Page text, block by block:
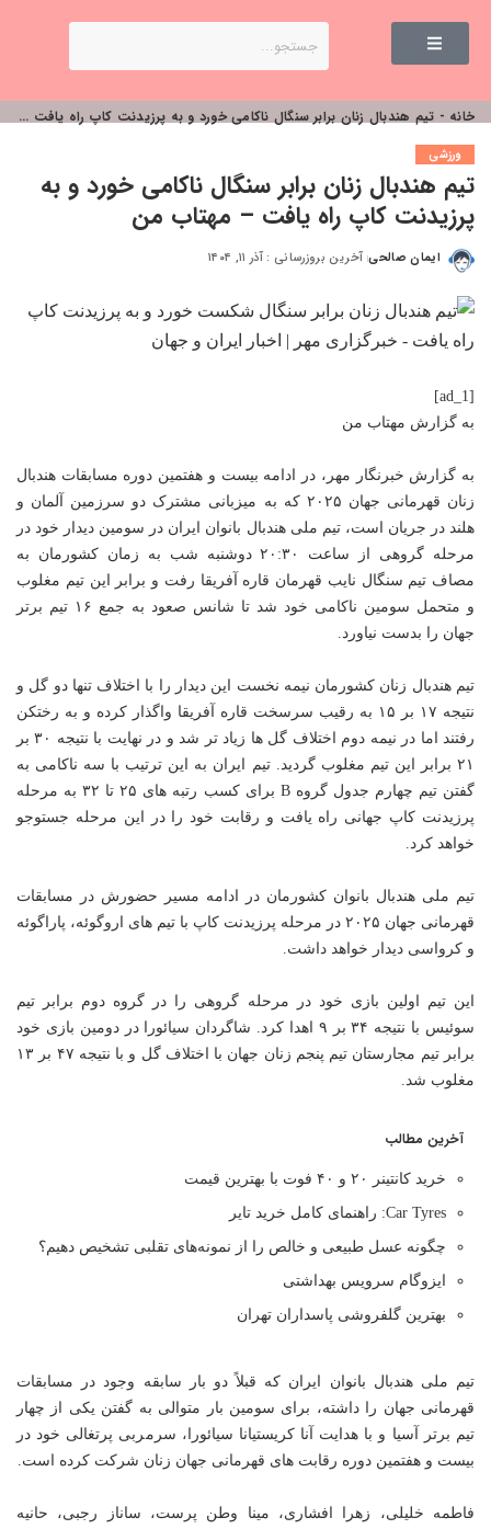
خانه - تیم هندبال زنان برابر سنگال ناکامی خورد و به پرزیدنت کاپ راه یافت – مهتاب من
ورزشی
تیم هندبال زنان برابر سنگال ناکامی خورد و به
پرزیدنت کاپ راه یافت – مهتاب من
ایمان صالحی آخرین بروزرسانی : آذر ۱۱, ۱۴۰۴
[ad_1]
به گزارش مهتاب من
به گزارش خبرنگار مهر، در ادامه بیست و هفتمین دوره مسابقات هندبال
زنان قهرمانی جهان ۲۰۲۵ که به میزبانی مشترک دو سرزمین آلمان و
هلند در جریان است، تیم ملی هندبال بانوان ایران در سومین دیدار خود در
مرحله گروهی از ساعت ۲۰:۳۰ دوشنبه شب به زمان کشورمان به
مصاف تیم سنگال نایب قهرمان قاره آفریقا رفت و برابر این تیم مغلوب
و متحمل سومین ناکامی خود شد تا شانس صعود به جمع ۱۶ تیم برتر
جهان را بدست نیاورد.
تیم هندبال زنان کشورمان نیمه نخست این دیدار را با اختلاف تنها دو گل و
نتیجه ۱۷ بر ۱۵ به رقیب سرسخت قاره آفریقا واگذار کرده و به رختکن
رفتند اما در نیمه دوم اختلاف گل ها زیاد تر شد و در نهایت با نتیجه ۳۰ بر
۲۱ برابر این تیم مغلوب گردید. تیم ایران به این ترتیب با سه ناکامی به
گفتن تیم چهارم جدول گروه B برای کسب رتبه های ۲۵ تا ۳۲ به مرحله
پرزیدنت کاپ جهانی راه یافت و رقابت خود را در این مرحله جستوجو
خواهد کرد.
تیم ملی هندبال بانوان کشورمان در ادامه مسیر حضورش در مسابقات
قهرمانی جهان ۲۰۲۵ در مرحله پرزیدنت کاپ با تیم های اروگوئه، پاراگوئه
و کرواسی دیدار خواهد داشت.
این تیم اولین بازی خود در مرحله گروهی را در گروه دوم برابر تیم
سوئیس با نتیجه ۳۴ بر ۹ اهدا کرد. شاگردان سیائورا در دومین بازی خود
برابر تیم مجارستان تیم پنجم زنان جهان با اختلاف گل و با نتیجه ۴۷ بر ۱۳
مغلوب شد.
آخرین مطالب
خرید کانتینر ۲۰ و ۴۰ فوت با بهترین قیمت
Car Tyres: راهنمای کامل خرید تایر
چگونه عسل طبیعی و خالص را از نمونه‌های تقلبی تشخیص دهیم؟
ایزوگام سرویس بهداشتی
بهترین گلفروشی پاسداران تهران
تیم ملی هندبال بانوان ایران که قبلاً دو بار سابقه وجود در مسابقات
قهرمانی جهان را داشته، برای سومین بار متوالی به گفتن یکی از چهار
تیم برتر آسیا و با هدایت آنا کریستیانا سیائورا، سرمربی پرتغالی خود در
بیست و هفتمین دوره رقابت های قهرمانی جهان زنان شرکت کرده است.
فاطمه خلیلی، زهرا افشاری، مینا وطن پرست، ساناز رجبی، حانیه